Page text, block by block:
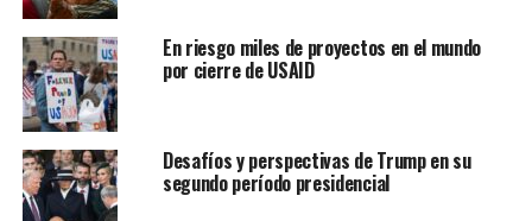
REVUELO INTERNACIONAL
Roberto Acevedo, director de la Organización Mundial de
Comercio, advirtió que el mundo esta en riesgo de una
guerra comercial con las medidas que pretende imponer el
presidente Trump.
En riesgo miles de proyectos en el mundo
por cierre de USAID
Desafíos y perspectivas de Trump en su
segundo período presidencial